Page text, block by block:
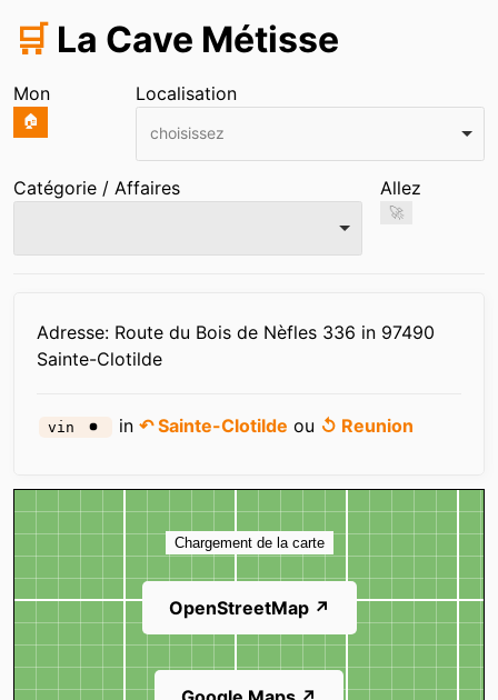
🛒 La Cave Métisse
Mon
🏠
Localisation
choisissez
Catégorie / Affaires Allez
🚀
Adresse: Route du Bois de Nèfles 336 in 97490
Sainte-Clotilde
vin in↶ Sainte-Clotilde ou ↺ Reunion
Carte
Chargement de la carte
OpenStreetMap ↗